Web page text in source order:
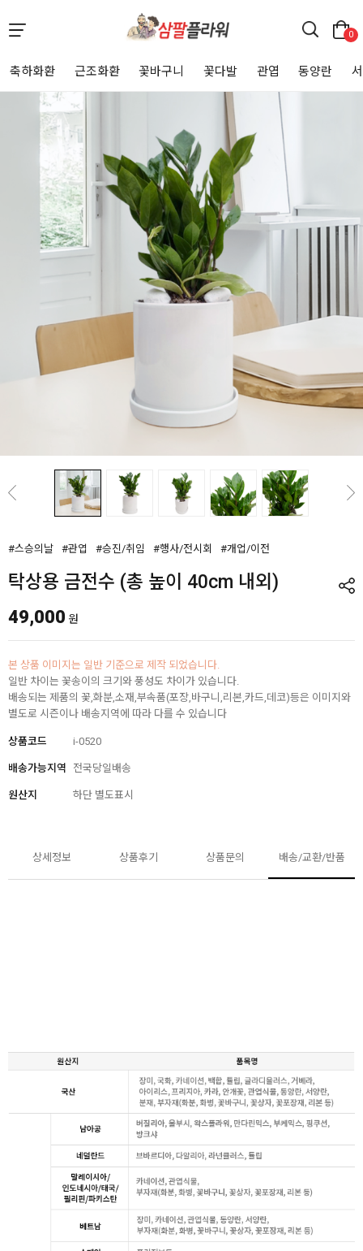
0
축하화환 근조화환 꽃바구니 꽃다발 관엽 동양란
#스승의날 #관엽 #승진/취임 #행사/전시회 #개업/이전
탁상용 금전수 (총 높이 40cm 내외)
49,000 원
본 상품 이미지는 일반 기준으로 제작 되었습니다.
일반 차이는 꽃송이의 크기와 풍성도 차이가 있습니다.
배송되는 제품의 꽃,화분,소재,부속품(포장,바구니,리본,카드,데코)등은 이미지와
별도로 시즌이나 배송지역에 따라 다를 수 있습니다
상품코드 i-0520
배송가능지역 전국당일배송
원산지 하단 별도표시
상세정보 상품후기 상품문의 배송/교환/반품